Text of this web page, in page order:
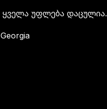
ყველა უფლება დაცულია.
Georgia